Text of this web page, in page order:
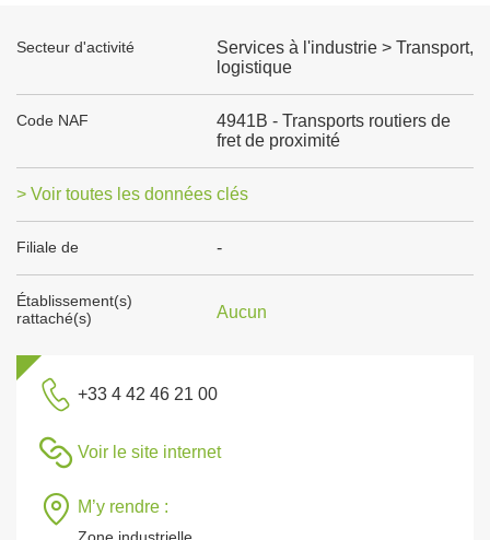
Secteur d'activité
Services à l'industrie > Transport,
logistique
Code NAF
4941B - Transports routiers de
fret de proximité
> Voir toutes les données clés
Filiale de -
Établissement(s)
rattaché(s)
Aucun
+33 4 42 46 21 00
Voir le site internet
M’y rendre :